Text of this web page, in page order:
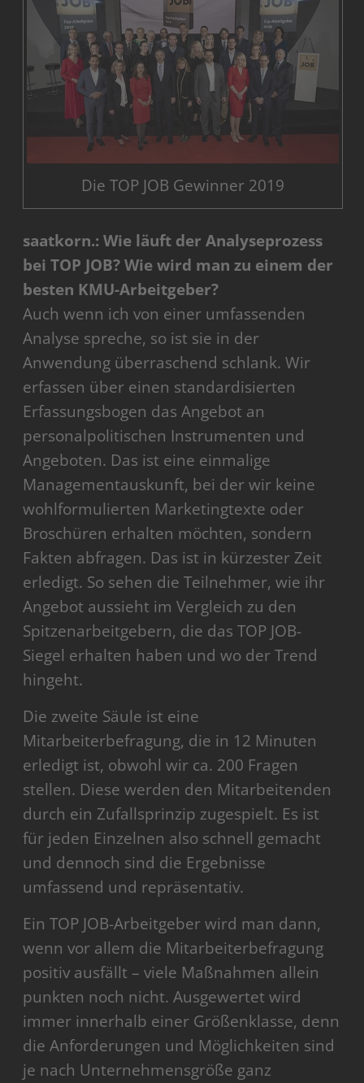
Die TOP JOB Gewinner 2019
saatkorn.: Wie läuft der Analyseprozess
bei TOP JOB? Wie wird man zu einem der
besten KMU-Arbeitgeber?
Auch wenn ich von einer umfassenden
Analyse spreche, so ist sie in der
Anwendung überraschend schlank. Wir
erfassen über einen standardisierten
Erfassungsbogen das Angebot an
personalpolitischen Instrumenten und
Angeboten. Das ist eine einmalige
Managementauskunft, bei der wir keine
wohlformulierten Marketingtexte oder
Broschüren erhalten möchten, sondern
Fakten abfragen. Das ist in kürzester Zeit
erledigt. So sehen die Teilnehmer, wie ihr
Angebot aussieht im Vergleich zu den
Spitzenarbeitgebern, die das TOP JOB-
Siegel erhalten haben und wo der Trend
hingeht.
Die zweite Säule ist eine
Mitarbeiterbefragung, die in 12 Minuten
erledigt ist, obwohl wir ca. 200 Fragen
stellen. Diese werden den Mitarbeitenden
durch ein Zufallsprinzip zugespielt. Es ist
für jeden Einzelnen also schnell gemacht
und dennoch sind die Ergebnisse
umfassend und repräsentativ.
Ein TOP JOB-Arbeitgeber wird man dann,
wenn vor allem die Mitarbeiterbefragung
positiv ausfällt – viele Maßnahmen allein
punkten noch nicht. Ausgewertet wird
immer innerhalb einer Größenklasse, denn
die Anforderungen und Möglichkeiten sind
je nach Unternehmensgröße ganz